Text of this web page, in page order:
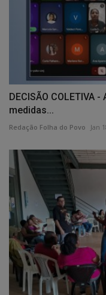
DECISÃO COLETIVA
medidas...
Redação Folha do Povo Jan